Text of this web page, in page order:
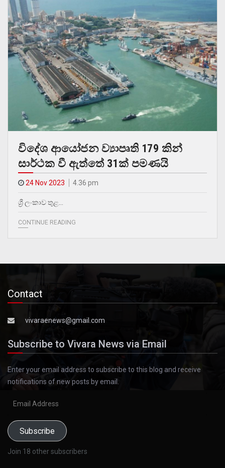
විදේශ ආයෝජන ව්‍යාපෘති 179 කින්
සාර්ථක වී ඇත්තේ 31ක් පමණයි
24 Nov 2023 4.36 pm
ශ්‍රී ලංකාව තුළ…
CONTINUE READING
Contact
vivaraenews@gmail.com
Subscribe to Vivara News via Email
Enter your email address to subscribe to this blog and receive
notifications of new posts by email.
Subscribe
Join 18 other subscribers